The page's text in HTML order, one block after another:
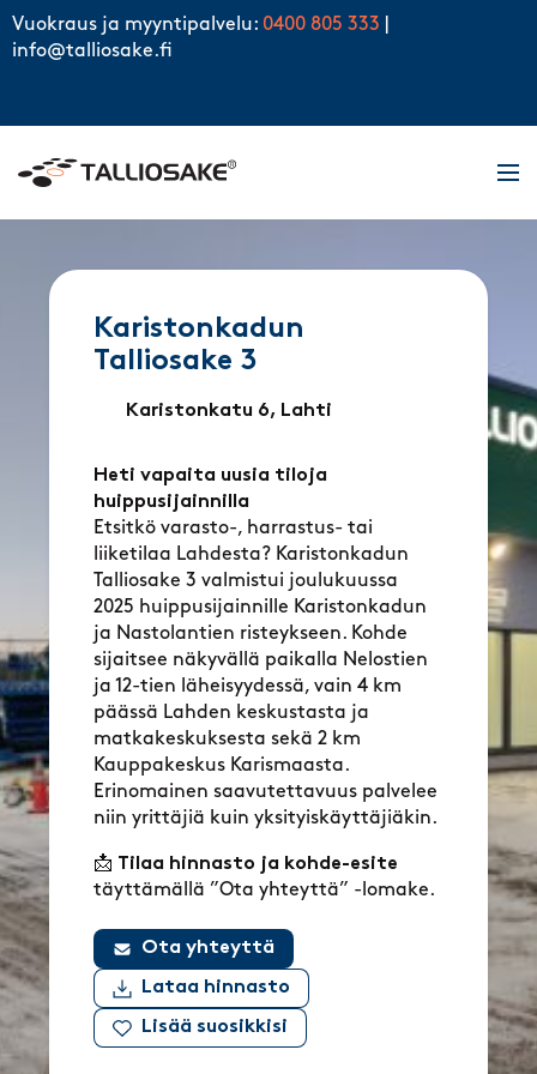
Skip to content
Vuokraus ja myyntipalvelu: 0400 805 333
info@talliosake.fi
Karistonkadun
Talliosake 3
Karistonkatu 6, Lahti
Heti vapaita uusia tiloja
huippusijainnilla
Etsitkö varasto-, harrastus- tai
liiketilaa Lahdesta? Karistonkadun
Talliosake 3 valmistui joulukuussa
2025 huippusijainnille Karistonkadun
ja Nastolantien risteykseen. Kohde
sijaitsee näkyvällä paikalla Nelostien
ja 12-tien läheisyydessä, vain 4 km
päässä Lahden keskustasta ja
matkakeskuksesta sekä 2 km
Kauppakeskus Karismaasta.
Erinomainen saavutettavuus palvelee
niin yrittäjiä kuin yksityiskäyttäjiäkin.
📩 Tilaa hinnasto ja kohde-esite
täyttämällä ”Ota yhteyttä” -lomake.
Ota yhteyttä
Lataa hinnasto
Lisää suosikkisi